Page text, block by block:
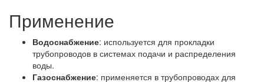
Применение
Водоснабжение: используется для прокладки
трубопроводов в системах подачи и распределения
воды.
Газоснабжение: применяется в трубопроводах для